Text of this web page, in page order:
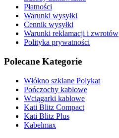
Płatności
Warunki wysyłki
Cennik wysyłki
Warunki reklamacji i zwrotów
Polityka prywatności
Polecane Kategorie
Włókno szklane Polykat
Pończochy kablowe
Wciągarki kablowe
Kati Blitz Compact
Kati Blitz Plus
Kabelmax